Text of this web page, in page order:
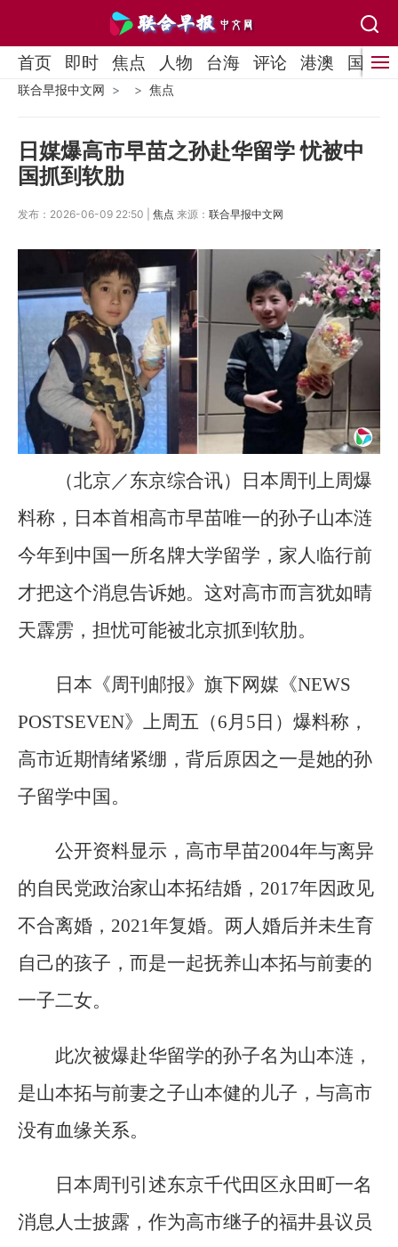
首页 即时 焦点 人物 台海 评论 港澳 国际
联合早报中文网 焦点
日媒爆高市早苗之孙赴华留学 忧被中
国抓到软肋
发布：2026-06-09 22:50 | 焦点 来源： 联合早报中文网
（北京／东京综合讯）日本周刊上周爆
料称，日本首相高市早苗唯一的孙子山本涟
今年到中国一所名牌大学留学，家人临行前
才把这个消息告诉她。这对高市而言犹如晴
天霹雳，担忧可能被北京抓到软肋。
日本《周刊邮报》旗下网媒《NEWS
POSTSEVEN》上周五（6月5日）爆料称，
高市近期情绪紧绷，背后原因之一是她的孙
子留学中国。
公开资料显示，高市早苗2004年与离异
的自民党政治家山本拓结婚，2017年因政见
不合离婚，2021年复婚。两人婚后并未生育
自己的孩子，而是一起抚养山本拓与前妻的
一子二女。
此次被爆赴华留学的孙子名为山本涟，
是山本拓与前妻之子山本健的儿子，与高市
没有血缘关系。
日本周刊引述东京千代田区永田町一名
消息人士披露，作为高市继子的福井县议员